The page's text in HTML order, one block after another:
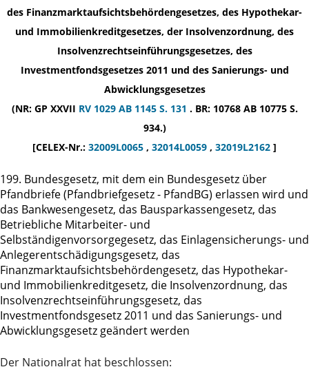
des Finanzmarktaufsichtsbehördengesetzes, des Hypothekar-
und Immobilienkreditgesetzes, der Insolvenzordnung, des
Insolvenzrechtseinführungsgesetzes, des
Investmentfondsgesetzes 2011 und des Sanierungs- und
Abwicklungsgesetzes
(NR: GP XXVII RV 1029 AB 1145 S. 131 . BR: 10768 AB 10775 S.
934.)
[CELEX-Nr.: 32009L0065 , 32014L0059 , 32019L2162 ]
199. Bundesgesetz, mit dem ein Bundesgesetz über
Pfandbriefe (Pfandbriefgesetz - PfandBG) erlassen wird und
das Bankwesengesetz, das Bausparkassengesetz, das
Betriebliche Mitarbeiter- und
Selbständigenvorsorgegesetz, das Einlagensicherungs- und
Anlegerentschädigungsgesetz, das
Finanzmarktaufsichtsbehördengesetz, das Hypothekar-
und Immobilienkreditgesetz, die Insolvenzordnung, das
Insolvenzrechtseinführungsgesetz, das
Investmentfondsgesetz 2011 und das Sanierungs- und
Abwicklungsgesetz geändert werden
Der Nationalrat hat beschlossen: